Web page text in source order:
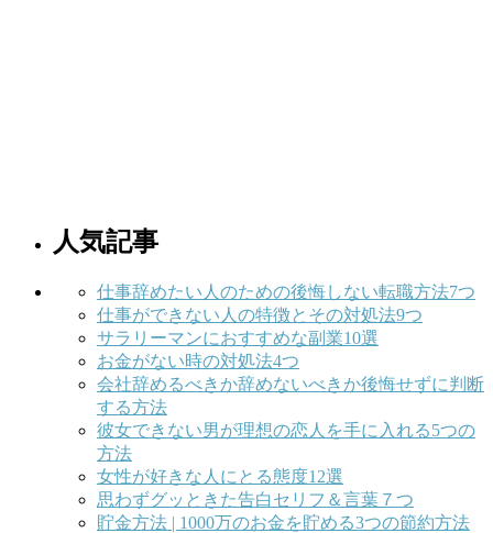
人気記事
仕事辞めたい人のための後悔しない転職方法7つ
仕事ができない人の特徴とその対処法9つ
サラリーマンにおすすめな副業10選
お金がない時の対処法4つ
会社辞めるべきか辞めないべきか後悔せずに判断
する方法
彼女できない男が理想の恋人を手に入れる5つの
方法
女性が好きな人にとる態度12選
思わずグッときた告白セリフ＆言葉７つ
貯金方法 | 1000万のお金を貯める3つの節約方法